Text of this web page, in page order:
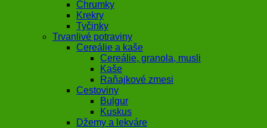
Chrumky
Krekry
Tyčinky
Trvanlivé potraviny
Cereálie a kaše
Cereálie, granola, musli
Kaše
Raňajkové zmesi
Cestoviny
Bulgur
Kuskus
Džemy a lekváre